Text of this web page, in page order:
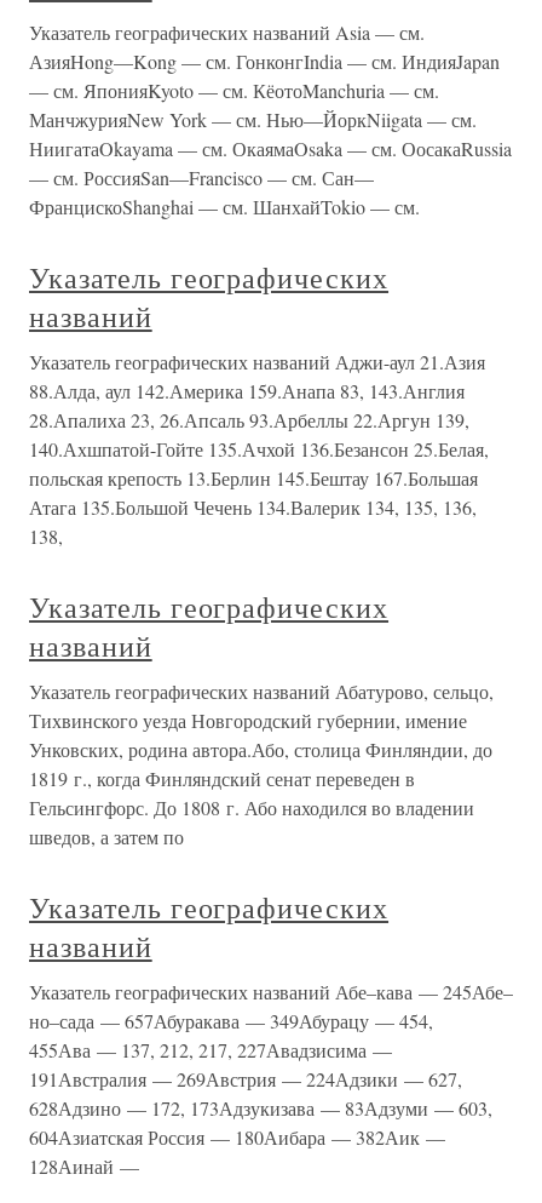
Указатель географических названий Asia — см.
АзияHong—Kong — см. ГонконгIndia — см. ИндияJapan
— см. ЯпонияKyoto — см. КёотоManchuria — см.
МанчжурияNew York — см. Нью—ЙоркNiigata — см.
НиигатаOkayama — см. ОкаямаOsaka — см. ОосакаRussia
— см. РоссияSan—Francisco — см. Сан—
ФранцискоShanghai — см. ШанхайTokio — см.
Указатель географических
названий
Указатель географических названий Аджи-аул 21.Азия
88.Алда, аул 142.Америка 159.Анапа 83, 143.Англия
28.Апалиха 23, 26.Апсаль 93.Арбеллы 22.Аргун 139,
140.Ахшпатой-Гойте 135.Ачхой 136.Безансон 25.Белая,
польская крепость 13.Берлин 145.Бештау 167.Большая
Атага 135.Большой Чечень 134.Валерик 134, 135, 136,
138,
Указатель географических
названий
Указатель географических названий Абатурово, сельцо,
Тихвинского уезда Новгородский губернии, имение
Унковских, родина автора.Або, столица Финляндии, до
1819 г., когда Финляндский сенат переведен в
Гельсингфорс. До 1808 г. Або находился во владении
шведов, а затем по
Указатель географических
названий
Указатель географических названий Абе–кава — 245Абе–
но–сада — 657Абуракава — 349Абурацу — 454,
455Ава — 137, 212, 217, 227Авадзисима —
191Австралия — 269Австрия — 224Адзики — 627,
628Адзино — 172, 173Адзукизава — 83Адзуми — 603,
604Азиатская Россия — 180Аибара — 382Аик —
128Аинай —